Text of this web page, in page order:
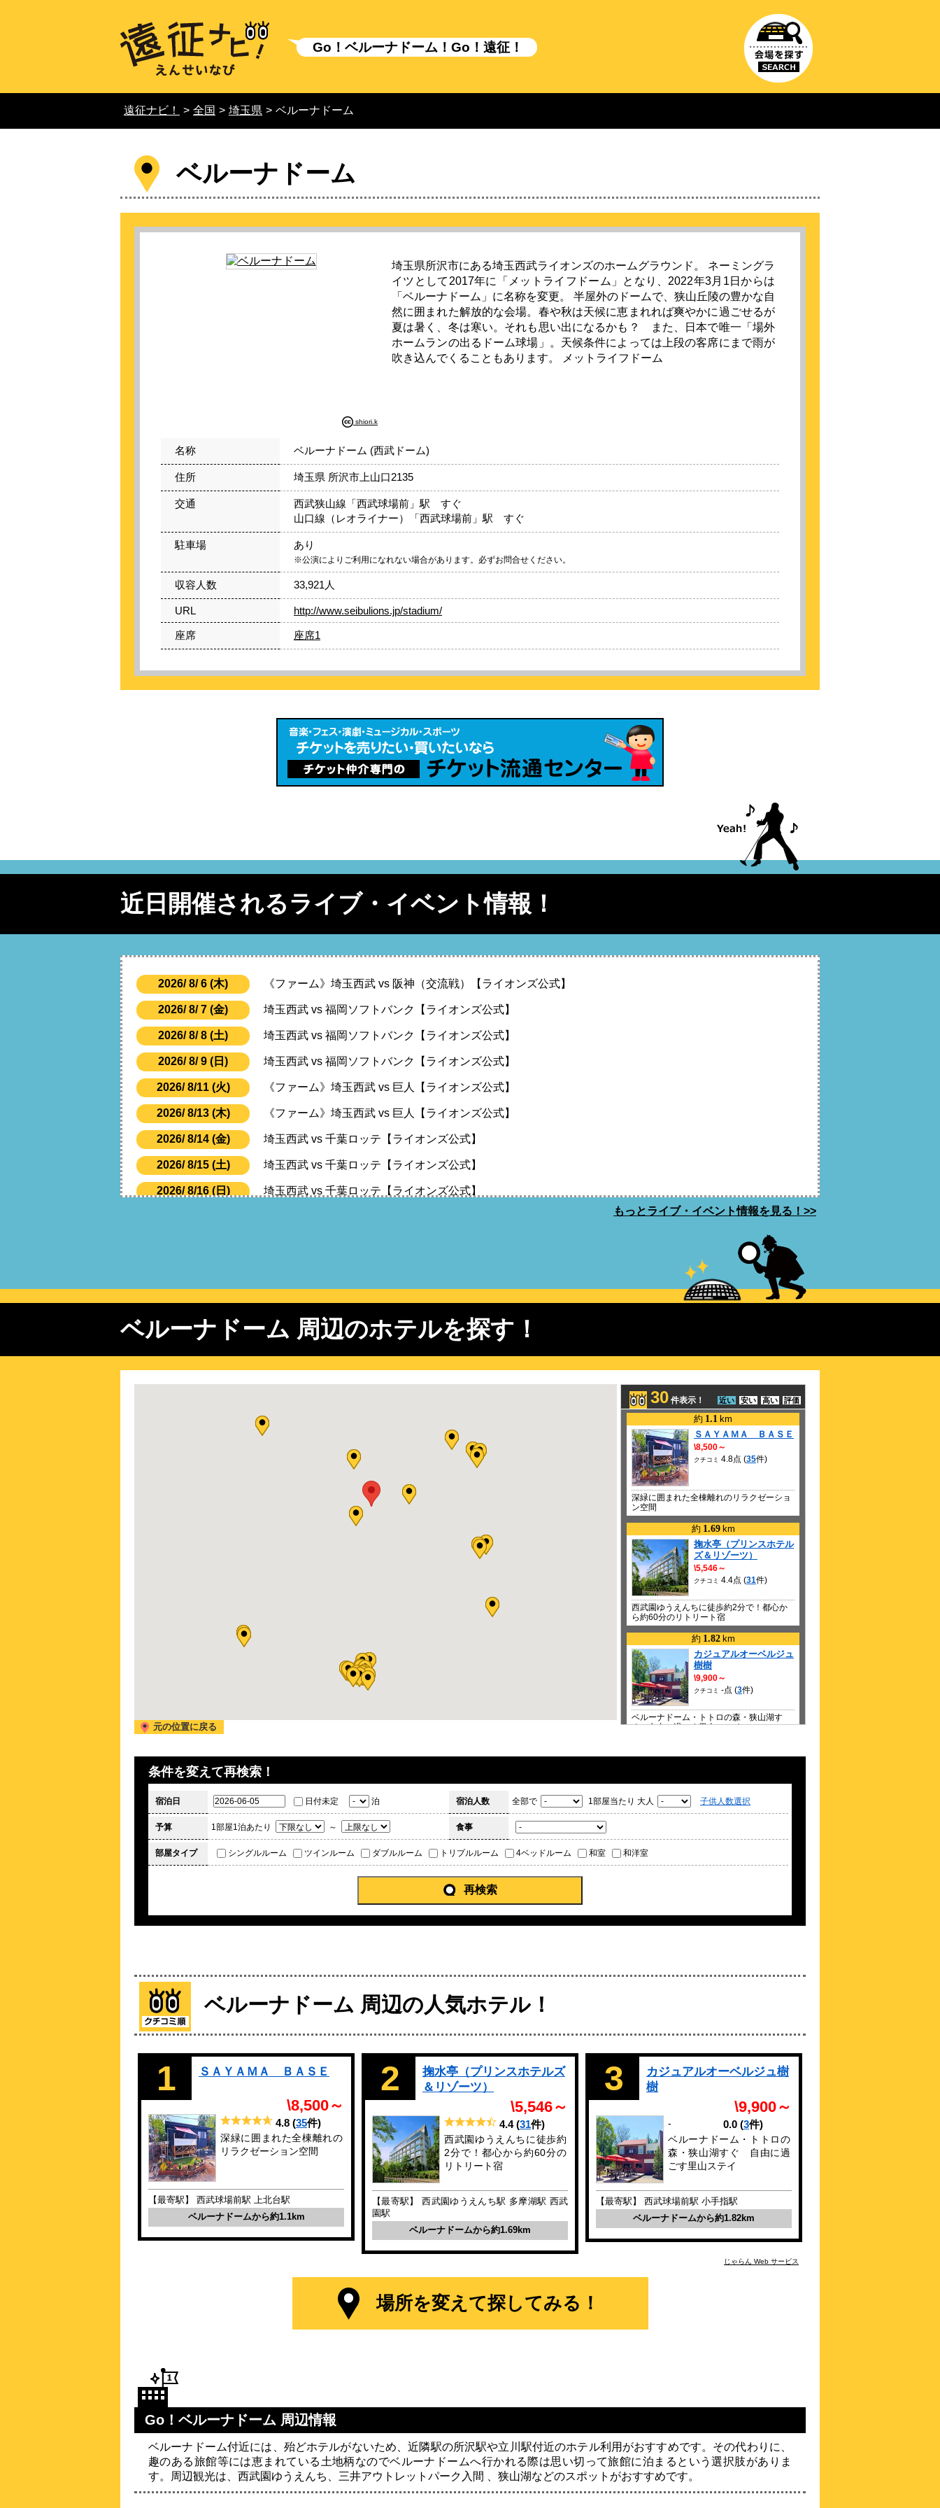
Go！ベルーナドーム！Go！遠征！
遠征ナビ！ > 全国 > 埼玉県 > ベルーナドーム
ベルーナドーム
shiori.k
埼玉県所沢市にある埼玉西武ライオンズのホームグラウンド。 ネーミングラ
イツとして2017年に「メットライフドーム」となり、2022年3月1日からは
「ベルーナドーム」に名称を変更。 半屋外のドームで、狭山丘陵の豊かな自
然に囲まれた解放的な会場。春や秋は天候に恵まれれば爽やかに過ごせるが
夏は暑く、冬は寒い。それも思い出になるかも？ また、日本で唯一「場外
ホームランの出るドーム球場」。天候条件によっては上段の客席にまで雨が
吹き込んでくることもあります。 メットライフドーム
名称 ベルーナドーム (西武ドーム)
住所 埼玉県 所沢市上山口2135
交通
西武狭山線「西武球場前」駅 すぐ
山口線（レオライナー）「西武球場前」駅 すぐ
駐車場 あり
※公演によりご利用になれない場合があります。必ずお問合せください。
収容人数 33,921人
URL http://www.seibulions.jp/stadium/
座席 座席1
近日開催されるライブ・イベント情報！
2026/ 8/ 6 (木) 《ファーム》埼玉西武 vs 阪神（交流戦）【ライオンズ公式】
2026/ 8/ 7 (金) 埼玉西武 vs 福岡ソフトバンク【ライオンズ公式】
2026/ 8/ 8 (土) 埼玉西武 vs 福岡ソフトバンク【ライオンズ公式】
2026/ 8/ 9 (日) 埼玉西武 vs 福岡ソフトバンク【ライオンズ公式】
2026/ 8/11 (火) 《ファーム》埼玉西武 vs 巨人【ライオンズ公式】
2026/ 8/13 (木) 《ファーム》埼玉西武 vs 巨人【ライオンズ公式】
2026/ 8/14 (金) 埼玉西武 vs 千葉ロッテ【ライオンズ公式】
2026/ 8/15 (土) 埼玉西武 vs 千葉ロッテ【ライオンズ公式】
2026/ 8/16 (日) 埼玉西武 vs 千葉ロッテ【ライオンズ公式】
2026/ 8/28 (金) 埼玉西武 vs 楽天【ライオンズ公式】
2026/ 8/30 (日) 埼玉西武 vs 楽天【ライオンズ公式】
&TEAM エンティーム 2026 &TEAM CONCERT TOUR BLAZE THE WAY ENCORE in BELLUNA DOME
&TEAM エンティーム 2026 &TEAM CONCERT TOUR BLAZE THE WAY ENCORE in BELLUNA DOME
埼玉西武 vs 北海道日本ハム【ライオンズ公式】
The Weeknd ザウィークエンド After Hours Til Dawn Tour
The Weeknd ザウィークエンド After Hours Til Dawn Tour
埼玉西武 vs 楽天【ライオンズ公式】
埼玉西武 vs オリックス【ライオンズ公式】
EXILE エグザイル 25th ANNIVERSARY BEST LIVE LDH PERFECT YEAR 2026
2026/11/15 (日)
2027/ 1/15 (金) Bruno Mars ブルーノマーズ The Romantic Tour in Japan
2027/ 1/16 (土) Bruno Mars ブルーノマーズ The Romantic Tour in Japan
もっとライブ・イベント情報を見る！>>
ベルーナドーム 周辺のホテルを探す！
元の位置に戻る
30 件表示！ 近い 安い 高い 評価
約 1.1 km
ＳＡＹＡＭＡ ＢＡＳＥ
\8,500～
クチコミ 4.8点 (35件)
深緑に囲まれた全棟離れのリラクゼーショ
ン空間
約 1.69 km
掬水亭（プリンスホテル
ズ＆リゾーツ）
\5,546～
クチコミ 4.4点 (31件)
西武園ゆうえんちに徒歩約2分で！都心か
ら約60分のリトリート宿
約 1.82 km
カジュアルオーベルジュ
樹樹
\9,900～
クチコミ -点 (3件)
ベルーナドーム・トトロの森・狭山湖す
ぐ 自由に過ごす里山ステイ
ャーに便利なホテル
★駐車場＆Wi-Fi無料★
約 5.17 km
ザ ベッドアンドスパ所
\3,700～
クチコミ 4.2点 ( 46件)
所沢唯一の宿泊とサウナの融合施設（男性
専用）
約 5.25 km
ビジネスホテル マーキ
ュリー（ロイヤルイング
ループ）
\4,400～
西武新宿線久米川駅南口徒歩約2分！西武
ドームも電車で約30分。
約 5.52 km
クチコミ3.9点 (19件)
条件を変えて再検索！
宿泊日 日付未定 泊 宿泊人数 全部で 1部屋当たり 大人 子供人数選択
予算 1部屋1泊あたり ～ 食事
部屋タイプ シングルルーム ツインルーム ダブルルーム トリプルルーム 4ベッドルーム 和室 和洋室
再検索
ベルーナドーム 周辺の人気ホテル！
1 ＳＡＹＡＭＡ ＢＡＳＥ
\8,500～
4.8 (35件)
深緑に囲まれた全棟離れの
リラクゼーション空間
【最寄駅】 西武球場前駅 上北台駅
ベルーナドームから約1.1km
2
掬水亭（プリンスホテルズ
＆リゾーツ）
\5,546～
4.4 (31件)
西武園ゆうえんちに徒歩約
2分で！都心から約60分の
リトリート宿
【最寄駅】 西武園ゆうえんち駅 多摩湖駅 西武
園駅
ベルーナドームから約1.69km
3
カジュアルオーベルジュ樹
樹
\9,900～
- 0.0 (3件)
ベルーナドーム・トトロの
森・狭山湖すぐ 自由に過
ごす里山ステイ
【最寄駅】 西武球場前駅 小手指駅
ベルーナドームから約1.82km
じゃらん Web サービス
場所を変えて探してみる！
Go！ベルーナドーム 周辺情報
ベルーナドーム付近には、殆どホテルがないため、近隣駅の所沢駅や立川駅付近のホテル利用がおすすめです。その代わりに、
趣のある旅館等には恵まれている土地柄なのでベルーナドームへ行かれる際は思い切って旅館に泊まるという選択肢がありま
す。周辺観光は、西武園ゆうえんち、三井アウトレットパーク入間 、狭山湖などのスポットがおすすめです。